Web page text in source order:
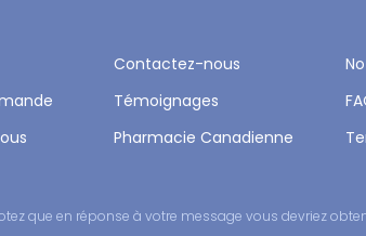
Contactez-nous
Témoignages
Pharmacie Canadienne
que en réponse à votre message vous devriez